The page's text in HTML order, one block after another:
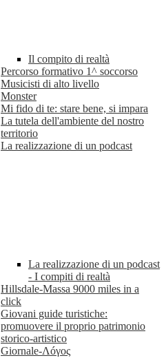
Il compito di realtà
Percorso formativo 1^ soccorso
Musicisti di alto livello
Monster
Mi fido di te: stare bene, si impara
La tutela dell'ambiente del nostro
territorio
La realizzazione di un podcast
La realizzazione di un podcast
- I compiti di realtà
Hillsdale-Massa 9000 miles in a
click
Giovani guide turistiche:
promuovere il proprio patrimonio
storico-artistico
Giornale-Λóγος